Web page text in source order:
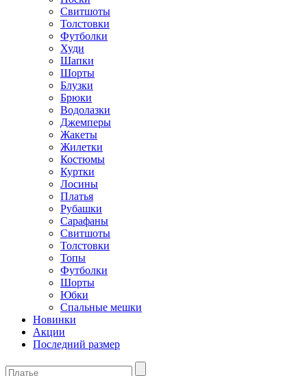
Свитшоты
Толстовки
Футболки
Худи
Шапки
Шорты
Блузки
Брюки
Водолазки
Джемперы
Жакеты
Жилетки
Костюмы
Куртки
Лосины
Платья
Рубашки
Сарафаны
Свитшоты
Толстовки
Топы
Футболки
Шорты
Юбки
Спальные мешки
Новинки
Акции
Последний размер